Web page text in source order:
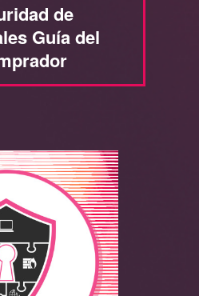
de
Guía del